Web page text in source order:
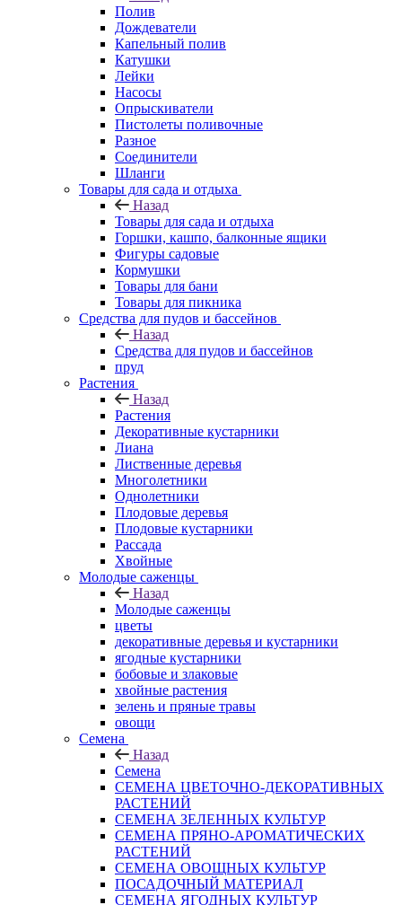
Полив
Дождеватели
Капельный полив
Катушки
Лейки
Насосы
Опрыскиватели
Пистолеты поливочные
Разное
Соединители
Шланги
Товары для сада и отдыха
Назад
Товары для сада и отдыха
Горшки, кашпо, балконные ящики
Фигуры садовые
Кормушки
Товары для бани
Товары для пикника
Средства для пудов и бассейнов
Назад
Средства для пудов и бассейнов
пруд
Растения
Назад
Растения
Декоративные кустарники
Лиана
Лиственные деревья
Многолетники
Однолетники
Плодовые деревья
Плодовые кустарники
Рассада
Хвойные
Молодые саженцы
Назад
Молодые саженцы
цветы
декоративные деревья и кустарники
ягодные кустарники
бобовые и злаковые
хвойные растения
зелень и пряные травы
овощи
Семена
Назад
Семена
СЕМЕНА ЦВЕТОЧНО-ДЕКОРАТИВНЫХ
РАСТЕНИЙ
СЕМЕНА ЗЕЛЕННЫХ КУЛЬТУР
СЕМЕНА ПРЯНО-АРОМАТИЧЕСКИХ
РАСТЕНИЙ
СЕМЕНА ОВОЩНЫХ КУЛЬТУР
ПОСАДОЧНЫЙ МАТЕРИАЛ
СЕМЕНА ЯГОДНЫХ КУЛЬТУР